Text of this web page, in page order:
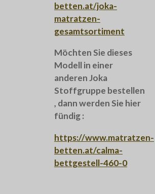
betten.at/joka-
matratzen-
gesamtsortiment
Möchten Sie dieses
Modell in einer
anderen Joka
Stoffgruppe bestellen
, dann werden Sie hier
fündig :
https://www.matratzen-
betten.at/calma-
bettgestell-460-0